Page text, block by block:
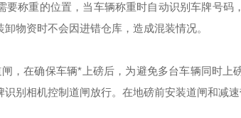
要称重的位置，当车辆称重时自动识别车牌号
物资时不会因进错仓库，造成混装情况。
，在确保车辆*上磅后，为避免多台车辆同时
别相机控制道闸放行。在地磅前安装道闸和减速